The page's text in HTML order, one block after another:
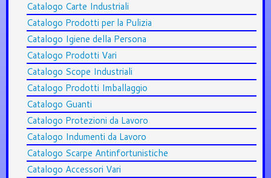
Catalogo Carte Industriali
Catalogo Prodotti per la Pulizia
Catalogo Igiene della Persona
Catalogo Prodotti Vari
Catalogo Scope Industriali
Catalogo Prodotti Imballaggio
Catalogo Guanti
Catalogo Protezioni da Lavoro
Catalogo Indumenti da Lavoro
Catalogo Scarpe Antinfortunistiche
Catalogo Accessori Vari